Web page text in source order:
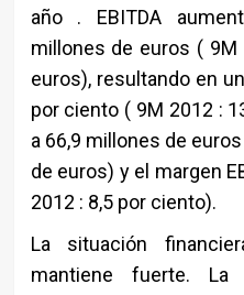
año . EBITDA
millones de euros (
euros), resultando en
por ciento ( 9M 2012 :
a 66,9 millones de
de euros) y el margen
2012 : 8,5 por ciento).
La situación
mantiene fuerte. La